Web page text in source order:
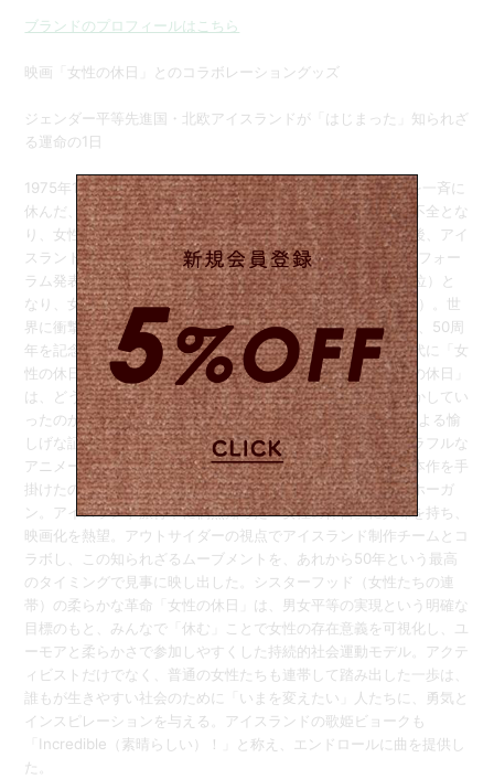
ブランドのプロフィールはこちら
映画「女性の休日」とのコラボレーショングッズ
ジェンダー平等先進国・北欧アイスランドが「はじまった」知られざ
る運命の1日
1975年10月24日、アイスランド全女性の90%が仕事や家事を一斉に
休んだ、前代未聞のムーブメント「女性の休日」。国は機能不全とな
り、女性がいないと社会がまわらないことを証明した。その後、アイ
スランドは最もジェンダー平等が進んだ国（2025年世界経済フォー
ラム発表・ジェンダーギャップ指数16年連続1位。日本は118位）と
なり、女性大統領と女性首相が国を治めている（2025年現在）。世
界に衝撃を与えた、運命の1日を振り返るドキュメンタリーが、50周
年を記念して公開となる。インターネットもスマホもない時代に「女
性の休日」はなぜ成功したのか 誰にも確信がなかった「女性の休日」
は、どうやって成し遂げられたのか。何が女性たちを突き動かしてい
ったのか。運命の1日に向けてのストーリーが、当事者たちによる愉
しげな証言と貴重なアーカイブ映像、絶妙に差し込まれるカラフルな
アニメーションで、ポップに、エモーショナルに語られる。本作を手
掛けたのは、エミー賞受賞歴のあるアメリカ人監督パメラ・ホーガ
ン。アイスランド旅行中に偶然知った「女性の休日」に興味を持ち、
映画化を熱望。アウトサイダーの視点でアイスランド制作チームとコ
ラボし、この知られざるムーブメントを、あれから50年という最高
のタイミングで見事に映し出した。 シスターフッド（女性たちの連
帯）の柔らかな革命
「女性の休日」は、男女平等の実現という明確な
目標のもと、みんなで「休む」ことで女性の存在意義を可視化し、ユ
ーモアと柔らかさで参加しやすくした持続的社会運動モデル。アクテ
ィビストだけでなく、普通の女性たちも連帯して踏み出した一歩は、
誰もが生きやすい社会のために「いまを変えたい」人たちに、勇気と
インスピレーションを与える。アイスランドの歌姫ビョークも
「Incredible（素晴らしい）！」と称え、エンドロールに曲を提供し
た。